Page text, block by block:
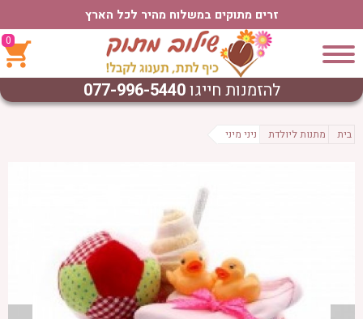
זרים מתוקים במשלוח מהיר לכל הארץ
0
להזמנות חייגו077-996-5440
בית מתנות ליולדת ניני מיני